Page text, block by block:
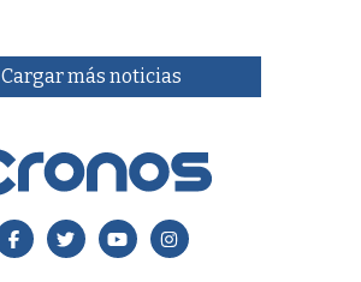
Cargar más noticias